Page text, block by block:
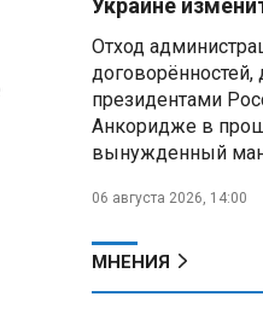
к визиту в
Алжира
300 жителей
неизвестной
Украине
Отход
договорённостей,
президентами
Анкоридже в
вынужденный
06 августа 2026, 14:00
МНЕНИЯ